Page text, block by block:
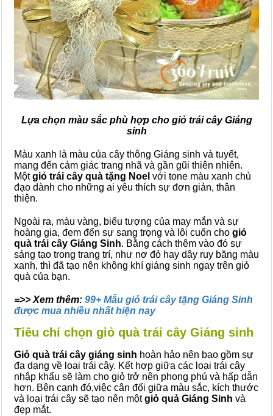
Lựa chọn màu sắc phù hợp cho giỏ trái cây Giáng
sinh
Màu xanh là màu của cây thông Giáng sinh và tuyết,
mang đến cảm giác trang nhã và gần gũi thiên nhiên.
Mộtgiỏ trái cây quà tặng Noel với tone màu xanh chủ
đạo dành cho những ai yêu thích sự đơn giản, thân
thiện.
Ngoài ra, màu vàng, biểu tượng của may mắn và sự
hoàng gia, đem đến sự sang trọng và lôi cuốn cho giỏ
quà trái cây Giáng Sinh. Bằng cách thêm vào đó sự
sáng tạo trong trang trí, như nơ đỏ hay dây ruy băng màu
xanh, thì đã tạo nên không khí giáng sinh ngay trên giỏ
quà của bạn.
=>> Xem thêm: 99+ Mẫu giỏ trái cây tặng Giáng Sinh
được mua nhiều nhất hiện nay
Tiêu chí chọn giỏ quà trái cây Giáng sinh
Giỏ quà trái cây giáng sinh hoàn hảo nên bao gồm sự
đa dạng về loại trái cây. Kết hợp giữa các loại trái cây
nhập khẩu sẽ làm cho giỏ trở nên phong phú và hấp dẫn
hơn. Bên cạnh đó,việc cân đối giữa màu sắc, kích thước
và loại trái cây sẽ tạo nên mộtgiỏ quả Giáng Sinh và
đẹp mắt.